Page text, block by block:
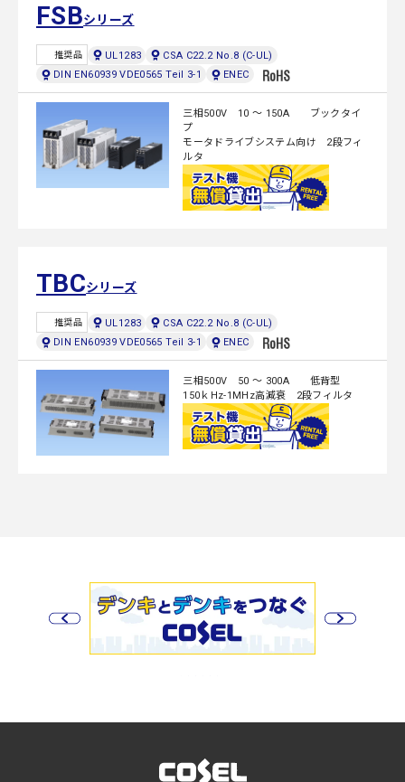
FSBシリーズ
推奨品 UL1283
CSA C22.2 No.8 (C-UL)
DIN EN60939 VDE0565 Teil 3-1
ENEC
三相500V 10 ～ 150A ブックタイ
プ
モータドライブシステム向け 2段フィ
ルタ
TBCシリーズ
推奨品 UL1283
CSA C22.2 No.8 (C-UL)
DIN EN60939 VDE0565 Teil 3-1
ENEC
三相500V 50 ～ 300A 低背型
150ｋHz-1MHz高減衰 2段フィルタ